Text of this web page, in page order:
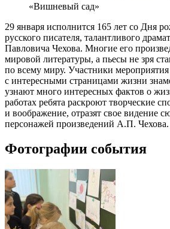
«Вишневый сад»
29 января исполнится 165 лет со Дня
русского писателя, талантливого
Павловича Чехова. Многие его
мировой литературы, а пьесы не зря
по всему миру. Участники мероприятия
с интересными страницами жизни
узнают много интересных фактов о
работах ребята раскроют творческие
и воображение, отразят свое видение
персонажей произведений А.П. Чехова.
Фотографии события